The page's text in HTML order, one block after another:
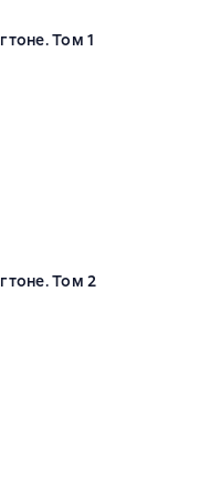
Том 1
4,8 на основе 12 оценок
Том 2
4,6 на основе 12 оценок